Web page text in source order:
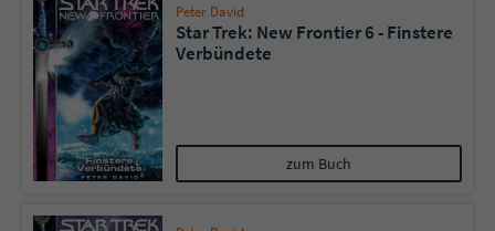
Peter David
Star Trek: New Frontier 6 - Finstere
Verbündete
zum Buch